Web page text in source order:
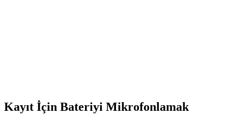
Kayıt İçin Bateriyi Mikrofonlamak